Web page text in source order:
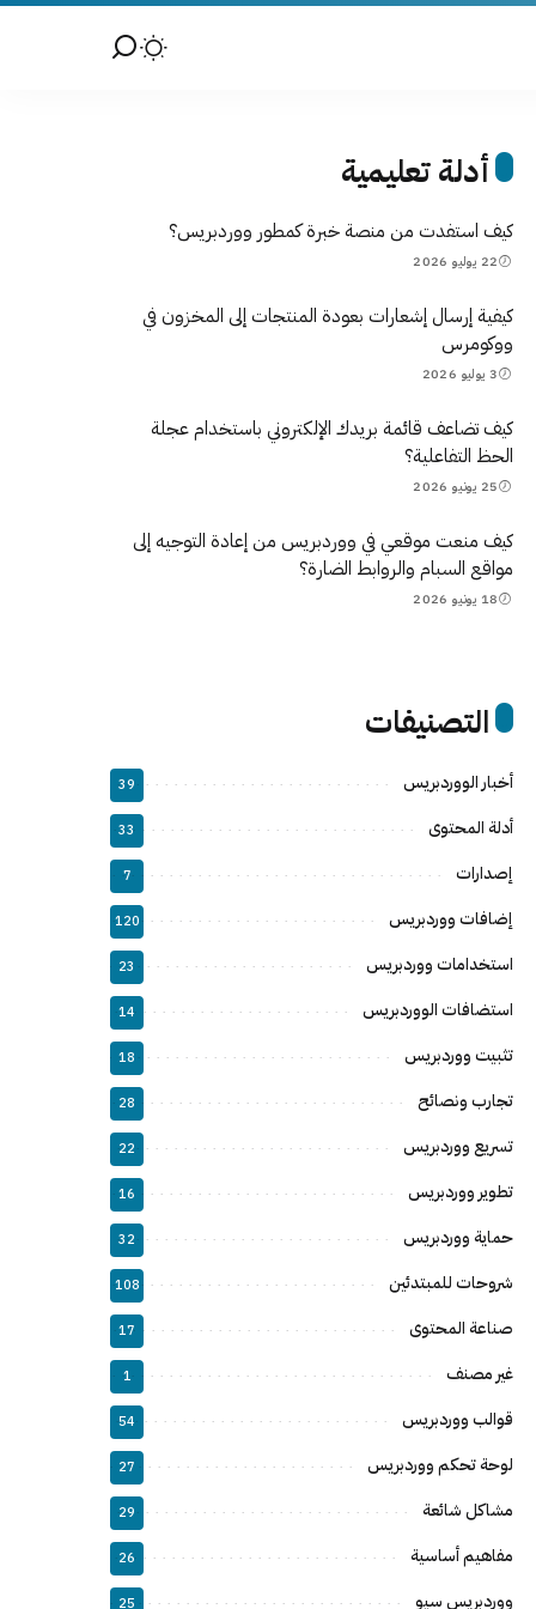
أدلة تعليمية
كيف استفدت من منصة خبرة كمطور ووردبريس؟
22 يوليو 2026
كيفية إرسال إشعارات بعودة المنتجات إلى المخزون في
ووكومرس
3 يوليو 2026
كيف تضاعف قائمة بريدك الإلكتروني باستخدام عجلة
الحظ التفاعلية؟
25 يونيو 2026
كيف منعت موقعي في ووردبريس من إعادة التوجيه إلى
مواقع السبام والروابط الضارة؟
18 يونيو 2026
التصنيفات
أخبار الووردبريس 39
أدلة المحتوى 33
إصدارات 7
إضافات ووردبريس 120
استخدامات ووردبريس 23
استضافات الووردبريس 14
تثبيت ووردبريس 18
تجارب ونصائح 28
تسريع ووردبريس 22
تطوير ووردبريس 16
حماية ووردبريس 32
شروحات للمبتدئين 108
صناعة المحتوى 17
غير مصنف 1
قوالب ووردبريس 54
لوحة تحكم ووردبريس 27
مشاكل شائعة 29
مفاهيم أساسية 26
ووردبريس سيو 25